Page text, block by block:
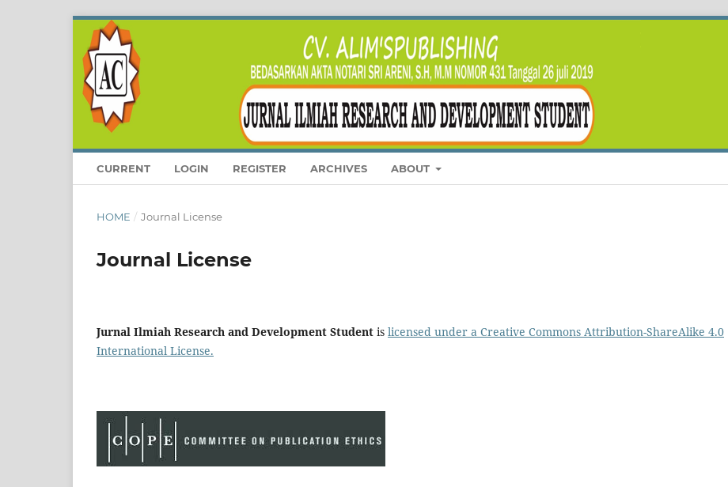
CURRENT LOGIN REGISTER ARCHIVES ABOUT
HOME / Journal License
Journal License
Jurnal Ilmiah Research and Development Student is licensed under a Creative Commons Attribution-ShareAlike 4.0
International License.